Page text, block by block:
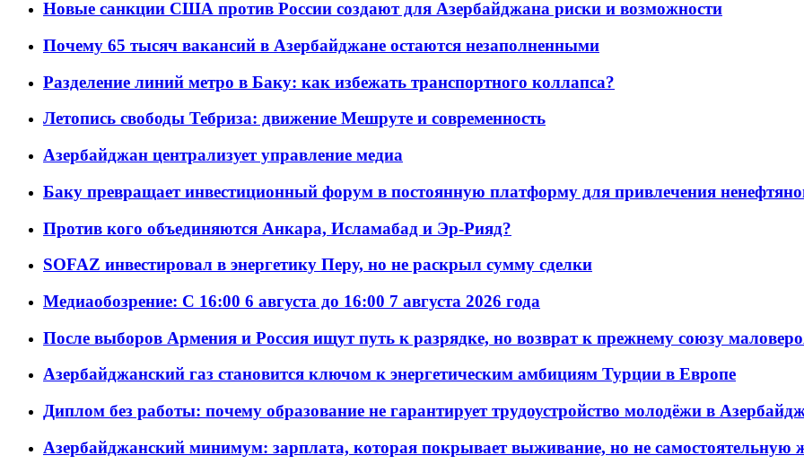
Новые санкции США против России создают для Азербайджана риски и возможности
Почему 65 тысяч вакансий в Азербайджане остаются незаполненными
Разделение линий метро в Баку: как избежать транспортного коллапса?
Летопись свободы Тебриза: движение Мешруте и современность
Азербайджан централизует управление медиа
Баку превращает инвестиционный форум в постоянную платформу для привлечения
Против кого объединяются Анкара, Исламабад и Эр-Рияд?
SOFAZ инвестировал в энергетику Перу, но не раскрыл сумму сделки
Медиаобозрение: С 16:00 6 августа до 16:00 7 августа 2026 года
После выборов Армения и Россия ищут путь к разрядке, но возврат к прежнему союзу
Азербайджанский газ становится ключом к энергетическим амбициям Турции в Европе
Диплом без работы: почему образование не гарантирует трудоустройство молодёжи в
Азербайджанский минимум: зарплата, которая покрывает выживание, но не самостоятельную